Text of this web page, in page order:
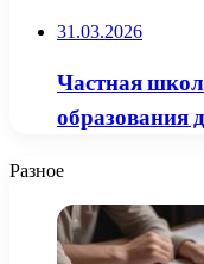
31.03.2026
Частная
образования
Разное